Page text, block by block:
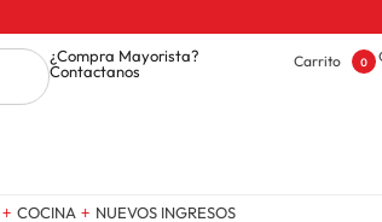
¿Compra Mayorista?
Contactanos
Carrito 0
COCINA NUEVOS INGRESOS